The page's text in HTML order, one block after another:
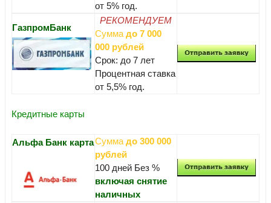
от 5% год.
ГазпромБанк
РЕКОМЕНДУЕМ
Сумма до 7 000
000 рублей
Срок: до 7 лет
Процентная ставка
от 5,5% год.
Кредитные карты
Альфа Банк картаСумма до 300 000
рублей
100 дней Без %
включая снятие
наличных